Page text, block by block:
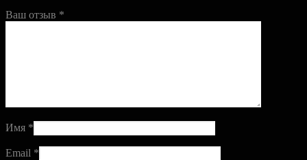
Ваш отзыв *
Имя *
Email *